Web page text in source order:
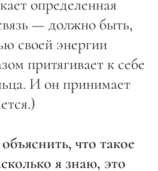
определенная
— должно быть,
своей энергии
притягивает к себе
И он принимает
что такое
я знаю, это